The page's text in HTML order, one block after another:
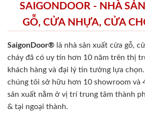
SAIGONDOOR - NHÀ
GỖ, CỬA NHỰA, CỬA
SaigonDoor® là nhà sản xuất cửa gỗ,
cháy đã có uy tín hơn 10 năm trên thị
khách hàng và đại lý tin tưởng lựa
chúng tôi sở hữu hơn 10 showroom và
sản xuất nằm ở vị trí trung tâm thành
& tại ngoại thành.